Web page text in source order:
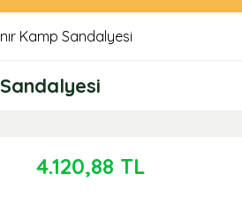
Kamp Sandalyesi
4.120,88 TL